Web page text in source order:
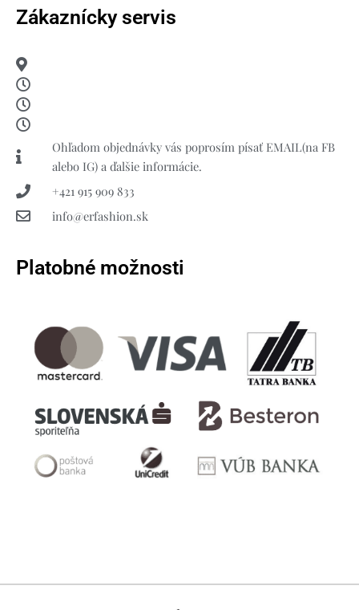
Zákaznícky servis
Ohľadom objednávky vás poprosím písať EMAIL(na FB
alebo IG) a ďalšie informácie.
+421 915 909 833
info@erfashion.sk
Platobné možnosti